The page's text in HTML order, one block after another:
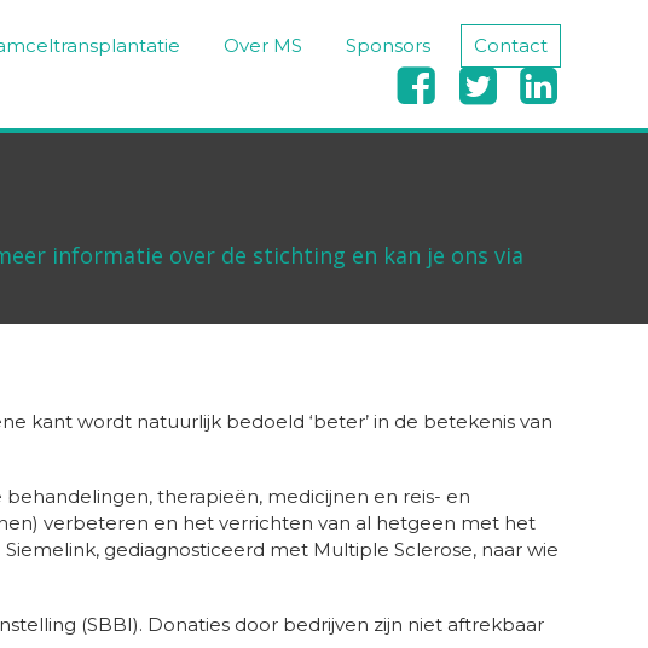
Over MS Sponsors Contact
  
informatie over de stichting en kan je ons via
kant wordt natuurlijk bedoeld ‘beter’ in de betekenis van
therapieën, medicijnen en reis- en
verbeteren en het verrichten van al hetgeen met het
gediagnosticeerd met Multiple Sclerose, naar wie
(SBBI). Donaties door bedrijven zijn niet aftrekbaar